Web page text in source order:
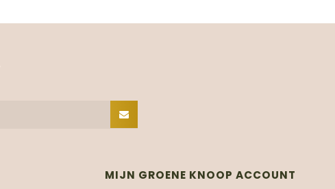
MIJN GROENE KNOOP ACCOUNT